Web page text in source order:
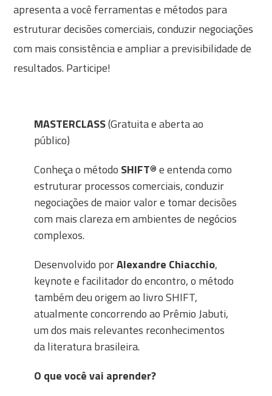
apresenta a você ferramentas e métodos para
estruturar decisões comerciais, conduzir negociações
com mais consistência e ampliar a previsibilidade de
resultados. Participe!
MASTERCLASS(Gratuita e aberta ao
público)
Conheça o método SHIFT® e entenda como
estruturar processos comerciais, conduzir
negociações de maior valor e tomar decisões
com mais clareza em ambientes de negócios
complexos.
Desenvolvido porAlexandre Chiacchio,
keynote e facilitador do encontro, o método
também deu origem ao livro SHIFT,
atualmente concorrendo ao Prêmio Jabuti,
um dos mais relevantes reconhecimentos
da literatura brasileira.
O que você vai aprender?